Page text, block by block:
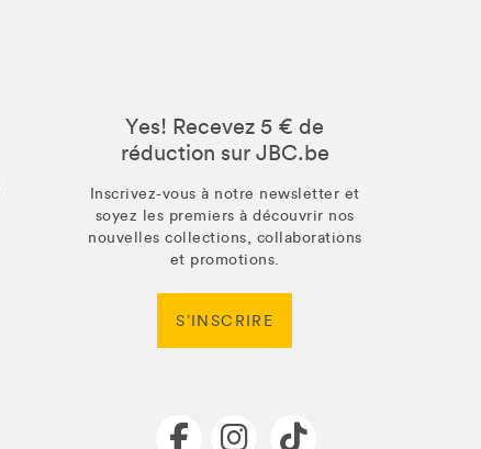
Yes! Recevez 5 € de
réduction sur JBC.be
Inscrivez-vous à notre newsletter et
soyez les premiers à découvrir nos
nouvelles collections, collaborations
et promotions.
S’INSCRIRE